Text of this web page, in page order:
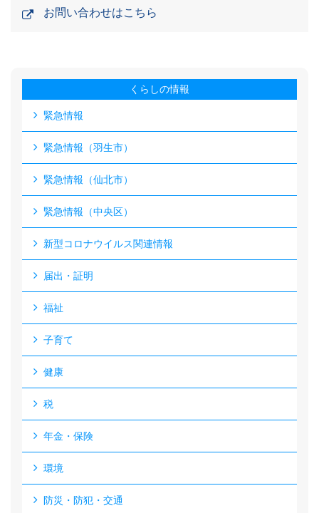
お問い合わせはこちら
くらしの情報
緊急情報
緊急情報（羽生市）
緊急情報（仙北市）
緊急情報（中央区）
新型コロナウイルス関連情報
届出・証明
福祉
子育て
健康
税
年金・保険
環境
防災・防犯・交通